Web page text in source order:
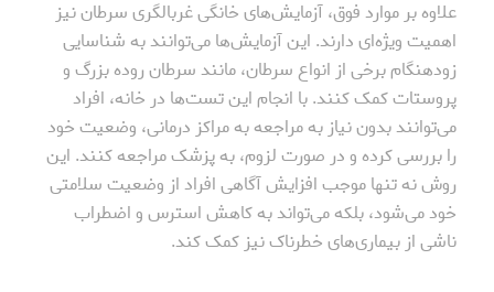
علاوه بر موارد فوق، آزمایش‌های خانگی غربالگری سرطان نیز
اهمیت ویژه‌ای دارند. این آزمایش‌ها می‌توانند به شناسایی
زودهنگام برخی از انواع سرطان، مانند سرطان روده بزرگ و
پروستات کمک کنند. با انجام این تست‌ها در خانه، افراد
می‌توانند بدون نیاز به مراجعه به مراکز درمانی، وضعیت خود
را بررسی کرده و در صورت لزوم، به پزشک مراجعه کنند. این
روش نه تنها موجب افزایش آگاهی افراد از وضعیت سلامتی
خود می‌شود، بلکه می‌تواند به کاهش استرس و اضطراب
ناشی از بیماری‌های خطرناک نیز کمک کند.